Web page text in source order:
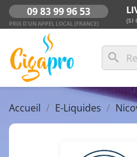
09 83 99 96 53
PRIX D'UN APPEL LOCAL (FRANCE) (SI
search
Accueil E-Liquides